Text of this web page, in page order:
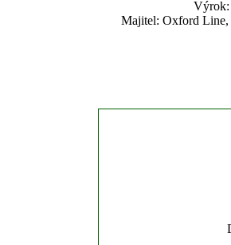
Výrok:
Majitel: Oxford Line,